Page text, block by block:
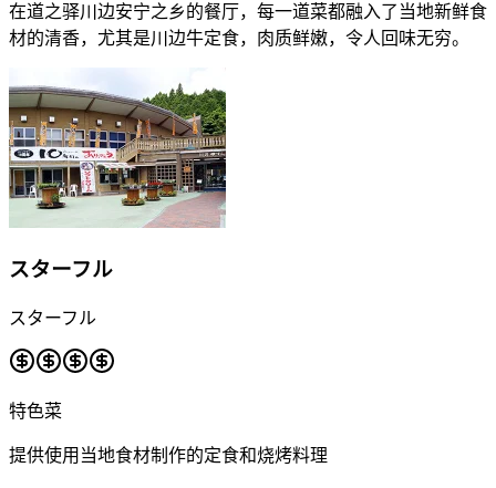
在道之驿川边安宁之乡的餐厅，每一道菜都融入了当地新鲜食
材的清香，尤其是川边牛定食，肉质鲜嫩，令人回味无穷。
スターフル
スターフル
特色菜
提供使用当地食材制作的定食和烧烤料理